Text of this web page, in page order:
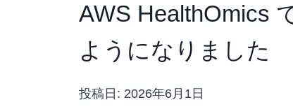
AWS HealthOmics
ようになりました
投稿日: 2026年6月1日